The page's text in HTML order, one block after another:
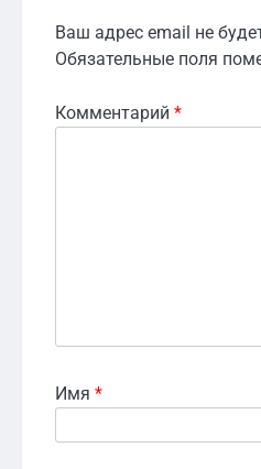
Ваш адрес email не
Обязательные поля
Комментарий *
Имя *